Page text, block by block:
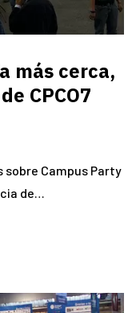
más cerca,
CPCO7
sobre Campus Party
de…